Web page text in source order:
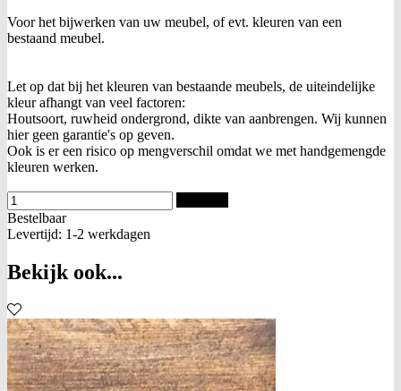
Voor het bijwerken van uw meubel, of evt. kleuren van een
bestaand meubel.
Let op dat bij het kleuren van bestaande meubels, de uiteindelijke
kleur afhangt van veel factoren:
Houtsoort, ruwheid ondergrond, dikte van aanbrengen. Wij kunnen
hier geen garantie's op geven.
Ook is er een risico op mengverschil omdat we met handgemengde
kleuren werken.
Bestelbaar
Levertijd: 1-2 werkdagen
Bekijk ook...